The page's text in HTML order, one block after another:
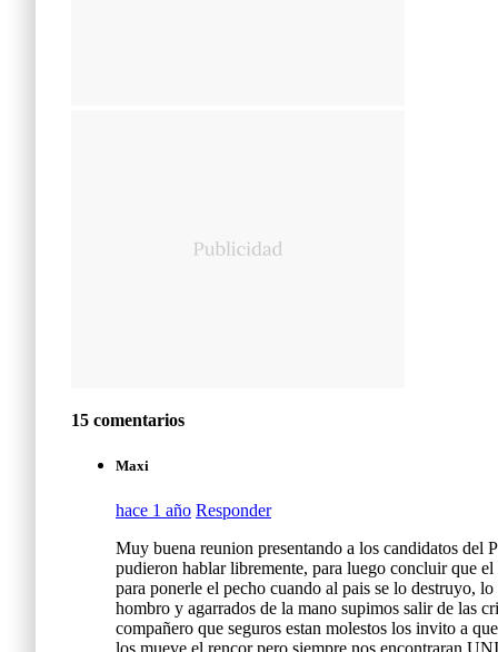
15 comentarios
Maxi
hace 1 año Responder
Muy buena reunion presentando a los candidatos del
pudieron hablar libremente, para luego concluir que
para ponerle el pecho cuando al pais se lo destruyo,
hombro y agarrados de la mano supimos salir de las
compañero que seguros estan molestos los invito a
los mueve el rencor pero siempre nos encontraran